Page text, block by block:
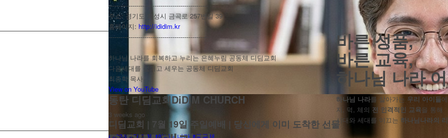
--------------------------------------------------
주소: 경기도 화성시 금곡로 257번길 39
홈페이지: http://ididim.kr
--------------------------------------------------
하나님 나라를 회복하고 누리는 은혜누림 공동체 디딤교회
다음세대를 섬기고 세우는 공동체 디딤교회
최종학 목사
View on YouTube
동탄 디딤교회DiDIM CHURCH
3 weeks ago
디딤교회 | 7월 19일 주일예배 | 당신에게 이미 도착한 선물
바른 성품,
바른 교육,
하나님 나라
하나님 나라를 살아가는 우리 아이들
지, 덕, 체의 전 인격적인 교육을 통해
시대와 세대를 이끄는 하나님나라의